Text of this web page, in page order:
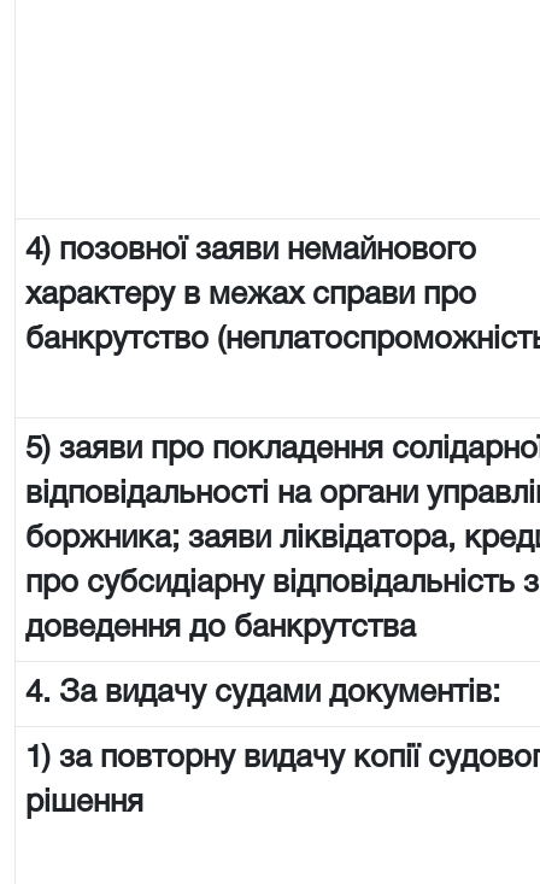
4) позовної заяви немайнового
характеру в межах справи про
банкрутство
5) заяви про покладення
відповідальності на органи
боржника; заяви ліквідатора,
про субсидіарну відповідальність
доведення до банкрутства
4. За видачу судами документів:
1) за повторну видачу копії
рішення